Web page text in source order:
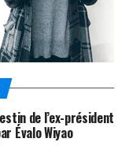
de l’ex-président
Évalo Wiyao